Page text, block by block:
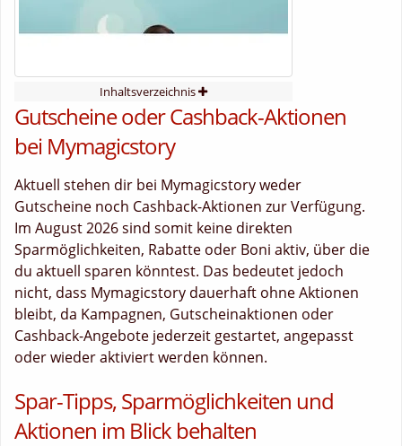
Inhaltsverzeichnis
Gutscheine oder Cashback-Aktionen
bei Mymagicstory
Aktuell stehen dir bei Mymagicstory weder
Gutscheine noch Cashback-Aktionen zur Verfügung.
Im August 2026 sind somit keine direkten
Sparmöglichkeiten, Rabatte oder Boni aktiv, über die
du aktuell sparen könntest. Das bedeutet jedoch
nicht, dass Mymagicstory dauerhaft ohne Aktionen
bleibt, da Kampagnen, Gutscheinaktionen oder
Cashback-Angebote jederzeit gestartet, angepasst
oder wieder aktiviert werden können.
Spar-Tipps, Sparmöglichkeiten und
Aktionen im Blick behalten